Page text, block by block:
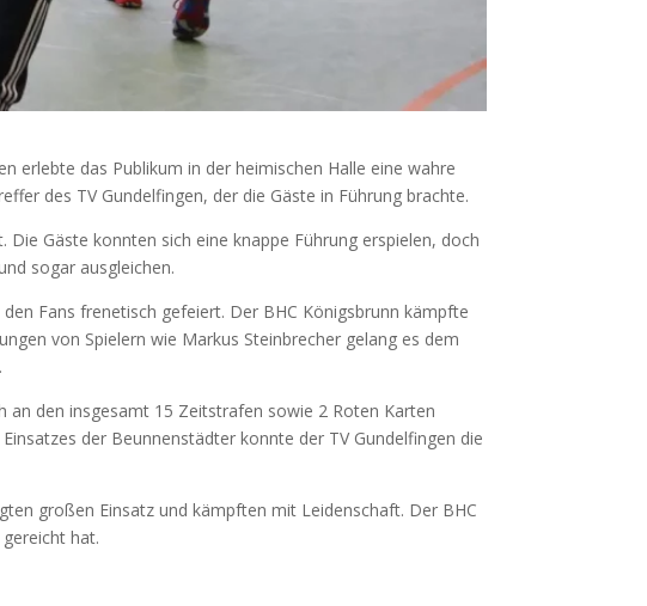
erlebte das Publikum in der heimischen Halle eine wahre
des TV Gundelfingen, der die Gäste in Führung brachte.
Gäste konnten sich eine knappe Führung erspielen, doch
sogar ausgleichen.
Fans frenetisch gefeiert. Der BHC Königsbrunn kämpfte
von Spielern wie Markus Steinbrecher gelang es dem
an den insgesamt 15 Zeitstrafen sowie 2 Roten Karten
der Beunnenstädter konnte der TV Gundelfingen die
großen Einsatz und kämpften mit Leidenschaft. Der BHC
hat.